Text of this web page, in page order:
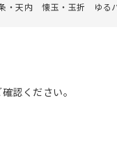
・天内 懐玉・玉折 ゆる
認ください。